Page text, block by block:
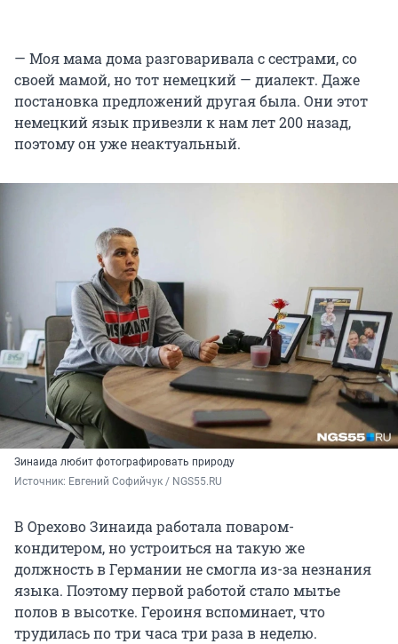
— Моя мама дома разговаривала с сестрами, со
своей мамой, но тот немецкий — диалект. Даже
постановка предложений другая была. Они этот
немецкий язык привезли к нам лет 200 назад,
поэтому он уже неактуальный.
Зинаида любит фотографировать природу
Источник: Евгений Софийчук / NGS55.RU
В Орехово Зинаида работала поваром-
кондитером, но устроиться на такую же
должность в Германии не смогла из-за незнания
языка. Поэтому первой работой стало мытье
полов в высотке. Героиня вспоминает, что
трудилась по три часа три раза в неделю.